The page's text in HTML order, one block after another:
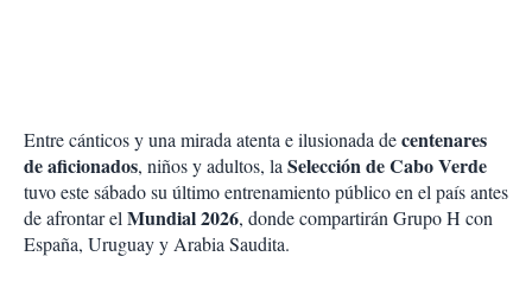
Entre cánticos y una mirada atenta e ilusionada decentenares
de aficionados, niños y adultos, laSelección de Cabo Verde
tuvo este sábado su último entrenamiento público en el país antes
de afrontar elMundial 2026, donde compartirán Grupo H con
España, Uruguay y Arabia Saudita.